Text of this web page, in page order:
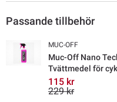
Passande tillbehör
MUC-OFF
Muc-Off Nano
Tvättmedel för
115 kr
229 kr